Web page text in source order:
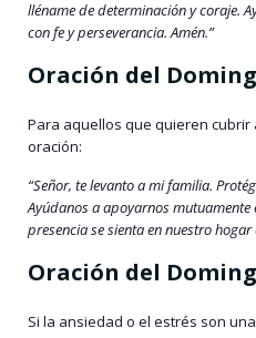
lléname de determinación y coraje.
con fe y perseverancia. Amén.”
Oración del
Para aquellos que quieren
oración:
“Señor, te levanto a mi familia.
Ayúdanos a apoyarnos
presencia se sienta en nuestro hogar
Oración del
Si la ansiedad o el estrés son